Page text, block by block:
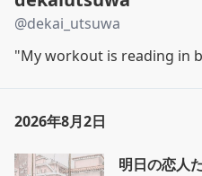
@dekai_utsuwa
"My workout is reading in
2026年8月2日
明日の恋人